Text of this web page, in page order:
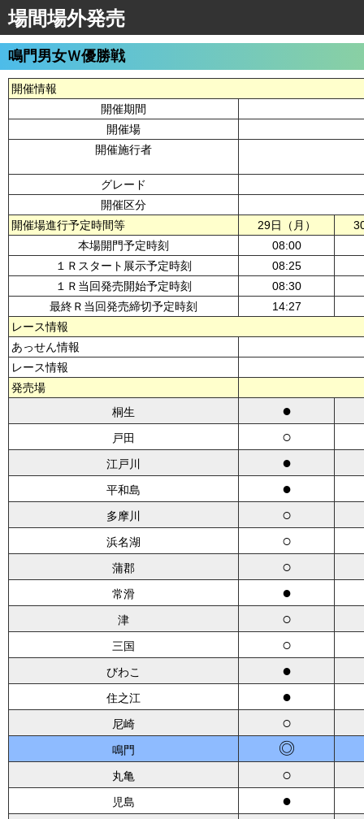
場間場外発売
鳴門男女Ｗ優勝戦
開催情報
開催期間
開催場
開催施行者
グレード
開催区分
開催場進行予定時間等
29日（月）
本場開門予定時刻
08:00
１Ｒスタート展示予定時刻
08:25
１Ｒ当回発売開始予定時刻
08:30
最終Ｒ当回発売締切予定時刻
14:27
レース情報
あっせん情報
レース情報
発売場
桐生
●
戸田 ○
江戸川 ●
平和島 ●
多摩川 ○
浜名湖 ○
蒲郡 ○
常滑 ●
津 ○
三国 ○
びわこ ●
住之江 ●
尼崎 ○
鳴門 ◎
丸亀 ○
児島 ●